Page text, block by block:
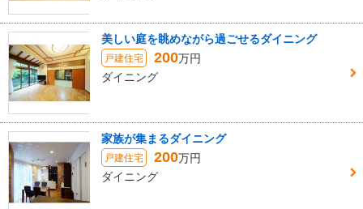
美しい庭を眺めながら過ごせるダイニング
戸建住宅 200万円
ダイニング
家族が集まるダイニング
戸建住宅 200万円
ダイニング